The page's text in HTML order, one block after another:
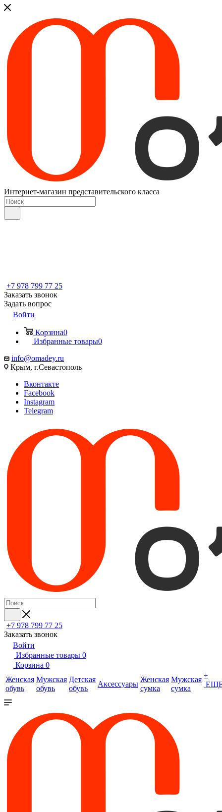
Интернет-магазин представительского класса
+7 978 799 77 25
Заказать звонок
Задать вопрос
Войти
Корзина0
Избранные товары0
info@omadey.ru
Крым, г.Севастополь
Вконтакте
Facebook
Instagram
Telegram
+7 978 799 77 25
Заказать звонок
Войти
Избранные товары 0
Корзина 0
Женская
обувь
Мужская
обувь
Детская
обувь
Аксессуары
Женская
сумка
Мужская
сумка
+